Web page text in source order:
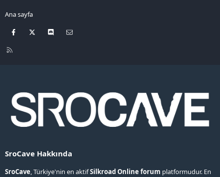
Ana sayfa
Facebook Discord
R
SroCave Hakkında
SroCave, Türkiye'nin en aktifSilkroad Online forum platformudur. En